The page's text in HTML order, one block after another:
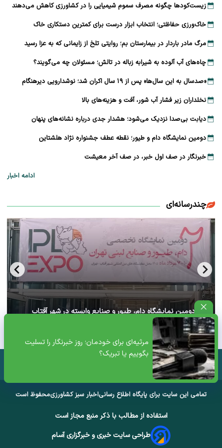
مرثیه‌ای برای خودمان؛ روز خبرنگار را تسلیت
بگوییم یا تبریک؟
زیست‌کودها چگونه مصرف سموم شیمیایی را در کشاورزی کاهش می‌دهند
خاک‌ورزی حفاظتی؛ انتخاب ابزار درست برای کمترین دستکاری خاک
مرگ مادر باردار در بیمارستان بم؛ روایتی تلخ از زایمانی که به عزا رسید
چاه‌های آب آلوده به شیرابه زباله در تالش؛ مسئولان چه می‌گویند؟
«صدسال به این سال‌ها» پس از ۱۹ سال اکران شد؛ نوشدارویی دیرهنگام
نخلداران زیر فشار آب شور، آفت و هزینه‌های بالا
دیابت بی‌صدا نزدیک می‌شود؛ هشدار جدی درباره نشانه‌های پنهان
دومین نمایشگاه دام و طیور؛ نقطه عطف جشنواره نژاد هلشتاین
خبرنگار در صف اول خبر، در صف آخر معیشت
ادامه اخبار
چندرسانه‌ای
آغاز دومین نمایشگاه دام، طیور و صنایع وابسته در شهر آفتاب
تهران+ ویدئو
تمامی این سایت برای پایگاه اطلاع رسانیاخبار سبز کشاورزیمحفوظ است
استفاده از مطالب با ذکر منبع مجاز است
طراحی سایت خبری و خبرگزاری آسام